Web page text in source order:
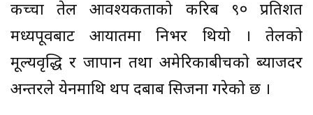
कच्चा तेल आवश्यकताको करिब ९० प्रतिशत
मध्यपूर्वबाट आयातमा निर्भर थियो । तेलको
मूल्यवृद्धि र जापान तथा अमेरिकाबीचको ब्याजदर
अन्तरले येनमाथि थप दबाब सिर्जना गरेको छ ।